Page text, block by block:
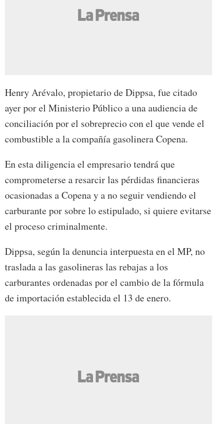
Henry Arévalo, propietario de Dippsa, fue citado
ayer por el Ministerio Público a una audiencia de
conciliación por el sobreprecio con el que vende el
combustible a la compañía gasolinera Copena.
En esta diligencia el empresario tendrá que
comprometerse a resarcir las pérdidas financieras
ocasionadas a Copena y a no seguir vendiendo el
carburante por sobre lo estipulado, si quiere evitarse
el proceso criminalmente.
Dippsa, según la denuncia interpuesta en el MP, no
traslada a las gasolineras las rebajas a los
carburantes ordenadas por el cambio de la fórmula
de importación establecida el 13 de enero.